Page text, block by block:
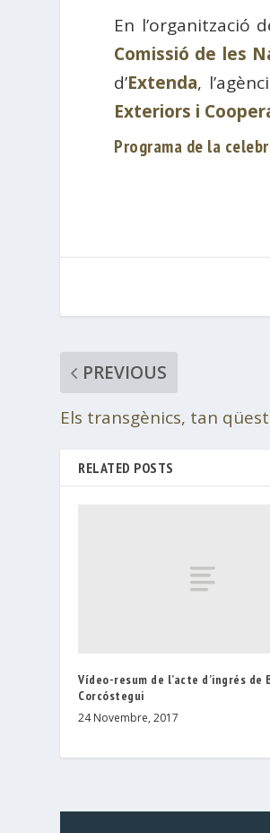
En l’organització
Comissió de les
d’Extenda,
Exteriors i
Programa de la
PREVIOUS
Els transgènics, tan
RELATED POSTS
Vídeo-resum de l’acte d’ingrés de
Corcóstegui
24 Novembre, 2017